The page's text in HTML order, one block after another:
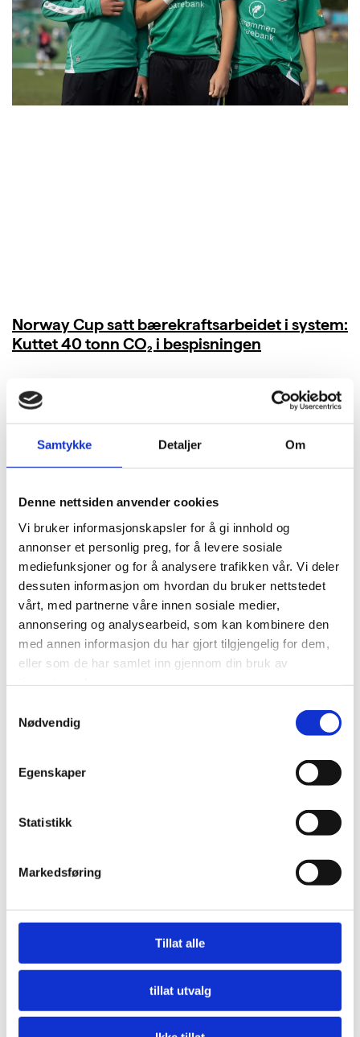
Samtykke Detaljer Om
Denne nettsiden anvender cookies
Vi bruker informasjonskapsler for å gi innhold og
annonser et personlig preg, for å levere sosiale
mediefunksjoner og for å analysere trafikken vår. Vi deler
dessuten informasjon om hvordan du bruker nettstedet
vårt, med partnerne våre innen sosiale medier,
annonsering og analysearbeid, som kan kombinere den
med annen informasjon du har gjort tilgjengelig for dem,
eller som de har samlet inn gjennom din bruk av
Nødvendig
Egenskaper
Statistikk
Markedsføring
Tillat alle
tillat utvalg
Norway Cup satt bærekraftsarbeidet i system:
Kuttet 40 tonn CO₂ i bespisningen
Nå må offentlige innkjøpere etterspørre miljø
LES MER